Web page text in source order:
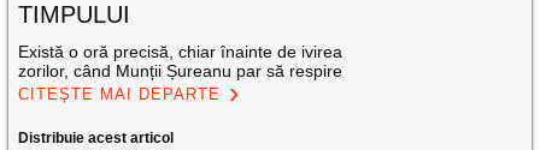
TIMPULUI
Există o oră precisă, chiar înainte de ivirea
zorilor, când Munții Șureanu par să respire
CITEȘTE MAI DEPARTE
Distribuie acest articol